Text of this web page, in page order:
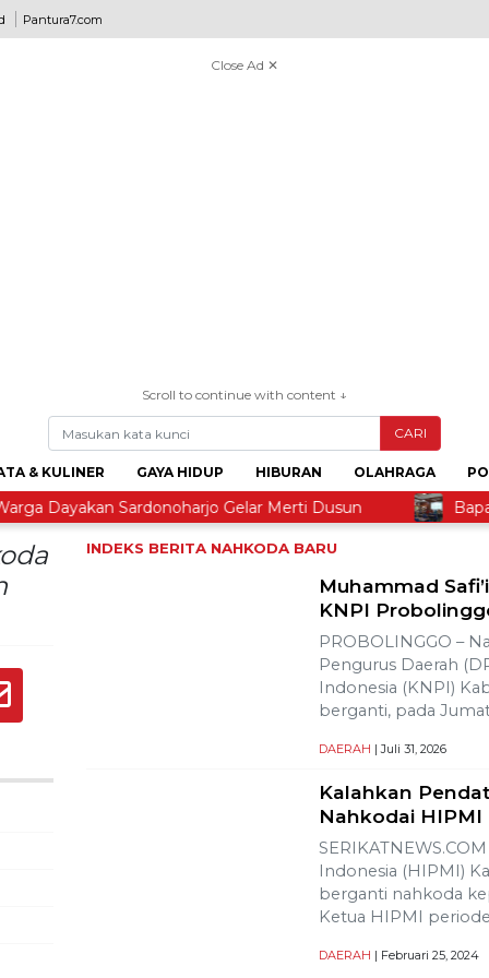
Pantura7.com
Close Ad ✕
Scroll to continue with content ↓
CARI
& KULINER GAYA HIDUP HIBURAN OLAHRAGA
Dayakan Sardonoharjo Gelar Merti Dusun Bapas
INDEKS BERITA NAHKODA BARU
Muhammad
KNPI
PROBOLINGGO –
Pengurus Daerah
Indonesia (KNPI)
berganti, pada Jumat
DAERAH | Juli 31, 2026
Kalahkan
Nahkodai
Indonesia (HIPMI)
berganti nahkoda
Ketua HIPMI
DAERAH | Februari 25, 2024